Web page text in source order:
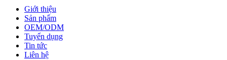
Giới thiệu
Sản phẩm
OEM/ODM
Tuyển dụng
Tin tức
Liên hệ